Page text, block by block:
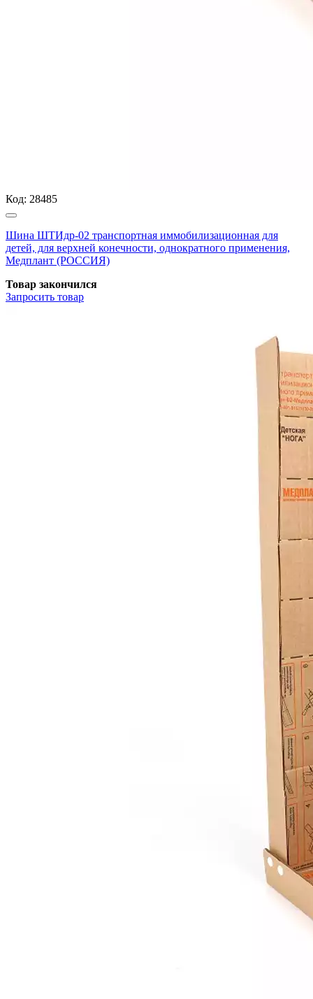
Код: 28485
Шина ШТИдр-02 транспортная иммобилизационная для
детей, для верхней конечности, однократного применения,
Медплант (РОССИЯ)
Товар закончился
Запросить товар